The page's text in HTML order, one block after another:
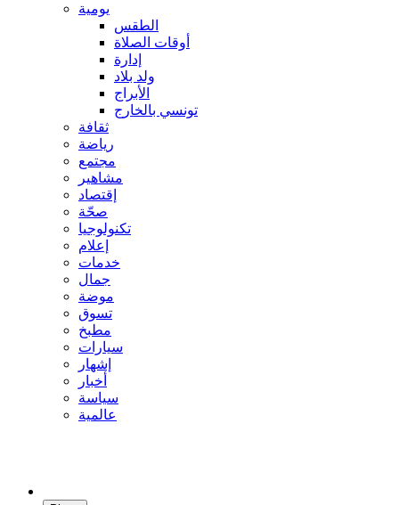
يومية
الطقس
أوقات الصلاة
إدارة
ولد بلاد
الأبراج
تونسي بالخارج
ثقافة
رياضة
مجتمع
مشاهير
إقتصاد
صحّة
تكنولوجيا
إعلام
خدمات
جمال
موضة
تسوق
مطبخ
سيارات
إشهار
أخبار
سياسة
عالمية